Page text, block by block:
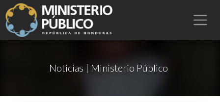
Noticias | Ministerio Público